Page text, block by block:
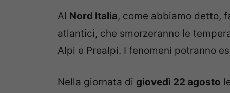
Al Nord Italia, come abbiamo detto,
atlantici, che smorzeranno le
Alpi e Prealpi. I fenomeni potranno
Nella giornata di giovedì 22 agosto